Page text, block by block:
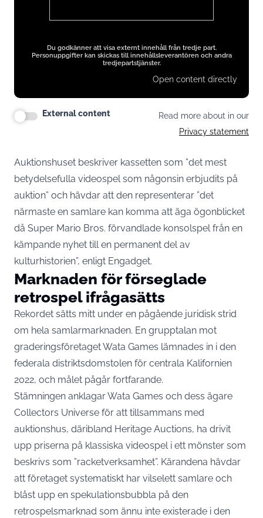
Du godkänner att visa externt innehåll från tredje part.
Personuppgifter kan skickas till innehållsleverantören och andra
tredjepartstjänster.
Open content directly
External content
Read more about in our
Privacy statement
Auktionshuset beskriver kassetten som ”det mest
betydelsefulla videospel som någonsin erbjudits på
auktion” och hävdar att den representerar ”det
närmaste en samlare kan komma att äga ögonblicket
då Super Mario Bros. förvandlade konsolspel från en
kämpande nyhet till en permanent del av
kulturhistorien”, enligt Engadget.
Marknaden för förseglade
retrospel ifrågasätts
Rekordet sätts mitt under en pågående juridisk strid
om hela samlarmarknaden. En grupptalan mot
graderingsföretaget Wata Games lämnades in i den
federala distriktsdomstolen för centrala Kalifornien
2022, och målet pågår fortfarande.
Stämningen anklagar Wata Games och dess ägare
Collectors Universe för att tillsammans med
auktionshus, däribland Heritage Auctions, ha drivit
upp priserna på klassiska videospel i ett mönster som
beskrivs som ”racketverksamhet”. Kärandena hävdar
att företaget systematiskt har vilselett samlare och
blåst upp en spekulationsbubbla på den
retrospelsmarknad som ännu inte existerade i den